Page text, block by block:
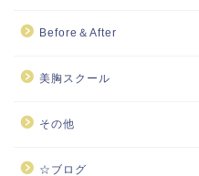
Before＆After
美胸スクール
その他
☆ブログ